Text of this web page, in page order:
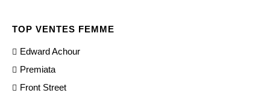
TOP VENTES FEMME
Edward Achour
Premiata
Front Street